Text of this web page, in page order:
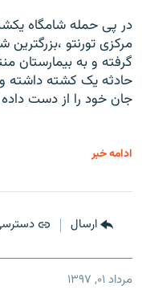
در پی حمله شامگاه
گرفته و به بیمارستان
حادثه یک کشته داشته
جان خود را از دست
ادامه خبر
ارسال
مرداد ۰۱, ۱۳۹۷